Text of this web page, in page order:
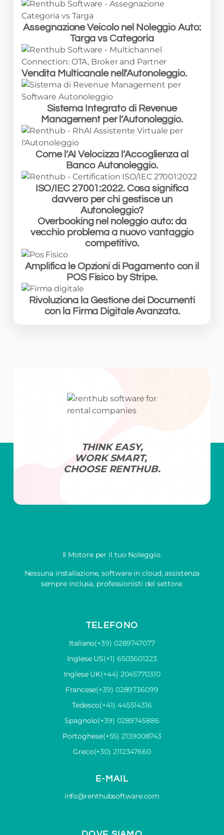
Assegnazione Veicolo nel Noleggio Auto:
Targa vs Categoria
Vendita Multicanale nell’Autonoleggio.
Sistema Integrato di Revenue
Management per l’Autonoleggio.
Come l’AI Velocizza l’Accoglienza al
Banco Autonoleggio.
ISO/IEC 27001:2022. Cosa significa
davvero per chi gestisce un
Autonoleggio?
Overbooking nel noleggio auto: da
vecchio problema a nuovo vantaggio
competitivo.
Amplifica le Opzioni di Pagamento con il
POS Fisico by Stripe.
Rivoluziona la Gestione dei Documenti
con la Firma Digitale Avanzata.
THINK EASY,
WORK SMART,
CHOOSE RENTHUB.
Il Motore per il tuo Noleggio.
Nessuna installazione, software in cloud, assistenza
sempre inclusa, professionisti del settore.
TELEFONO
Italiano(+39) 0289747077
Inglese US(+1) 6503601223
Inglese UK(+44) 2045770310
Francese(+39) 0289736099
Tedesco(+41) 445514316
Spagnolo(+39) 0289745886
Portoghese(+55) 2139008743
Greco(+30) 2112347660
E-MAIL
info@renthubsoftware.com